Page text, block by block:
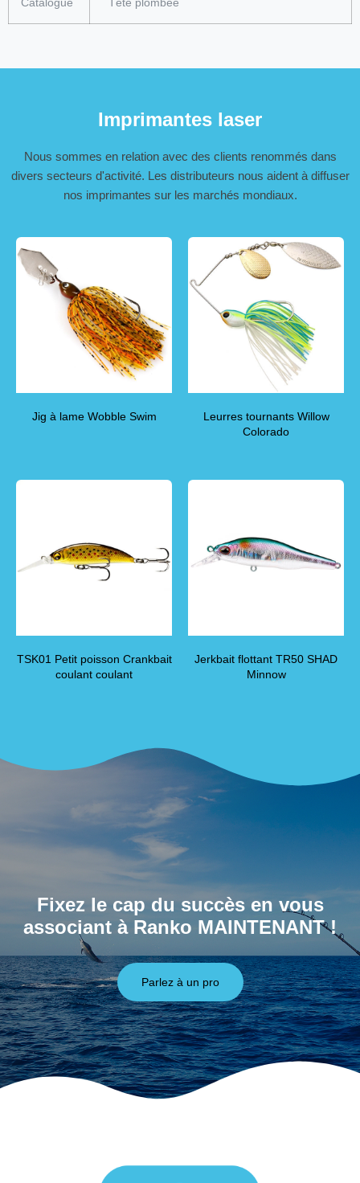
Catalogue Tête plombée
Imprimantes laser
Nous sommes en relation avec des clients renommés dans
divers secteurs d'activité. Les distributeurs nous aident à diffuser
nos imprimantes sur les marchés mondiaux.
Jig à lame Wobble Swim
Leurres tournants Willow
Colorado
TSK01 Petit poisson Crankbait
coulant coulant
Jerkbait flottant TR50 SHAD
Minnow
Fixez le cap du succès en vous
associant à Ranko MAINTENANT !
Parlez à un pro